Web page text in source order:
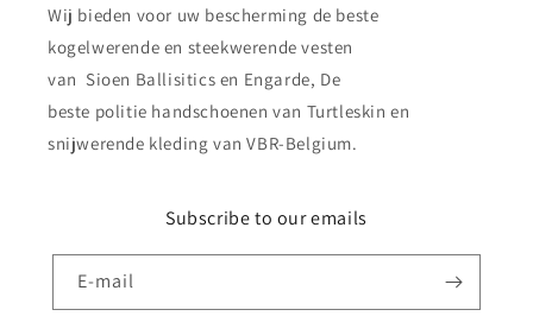
Wij bieden voor uw bescherming de beste
kogelwerende en steekwerende vesten
van Sioen Ballisitics en Engarde, De
beste politie handschoenen van Turtleskin en
snijwerende kleding van VBR-Belgium.
Subscribe to our emails
E‑mail